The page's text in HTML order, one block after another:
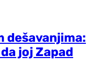
dešavanjima:
joj Zapad